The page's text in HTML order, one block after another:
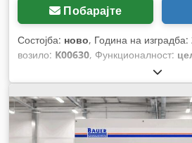
Побарајте
Состојба: ново, Година на изградба:
возило: K00630, Функционалност:
2,2 kW
влезен напон:400 V, влезна
максимална висина на сечење:600
ширина на сечење:430 мм, тип на
контролирано, опсег на вртење: